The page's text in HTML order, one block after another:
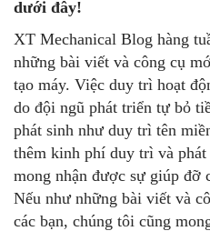
dưới đây!
XT Mechanical Blog hàng
những bài viết và công cụ
tạo máy. Việc duy trì hoạt
do đội ngũ phát triển tự bỏ
phát sinh như duy trì tên
thêm kinh phí duy trì và
mong nhận được sự giúp đỡ
Nếu như những bài viết và
các bạn, chúng tôi cũng